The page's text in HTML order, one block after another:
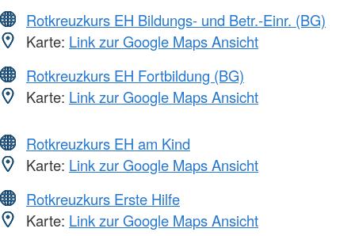
Rotkreuzkurs EH Bildungs- und Betr.-Einr. (BG)
Karte: Link zur Google Maps Ansicht
Rotkreuzkurs EH Fortbildung (BG)
Karte: Link zur Google Maps Ansicht
Rotkreuzkurs EH am Kind
Karte: Link zur Google Maps Ansicht
Rotkreuzkurs Erste Hilfe
Karte: Link zur Google Maps Ansicht